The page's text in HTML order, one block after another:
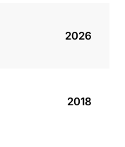
2026
2018